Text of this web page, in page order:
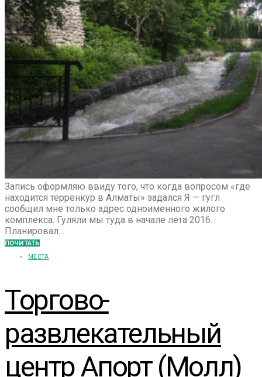
Запись оформляю ввиду того, что когда вопросом «где
находится терренкур в Алматы» задался Я — гугл
сообщил мне только адрес одноименного жилого
комплекса. Гуляли мы туда в начале лета 2016.
Планировал…
ПОЧИТАТЬ
МЕСТА
Торгово-
развлекательный
центр Апорт (Молл)